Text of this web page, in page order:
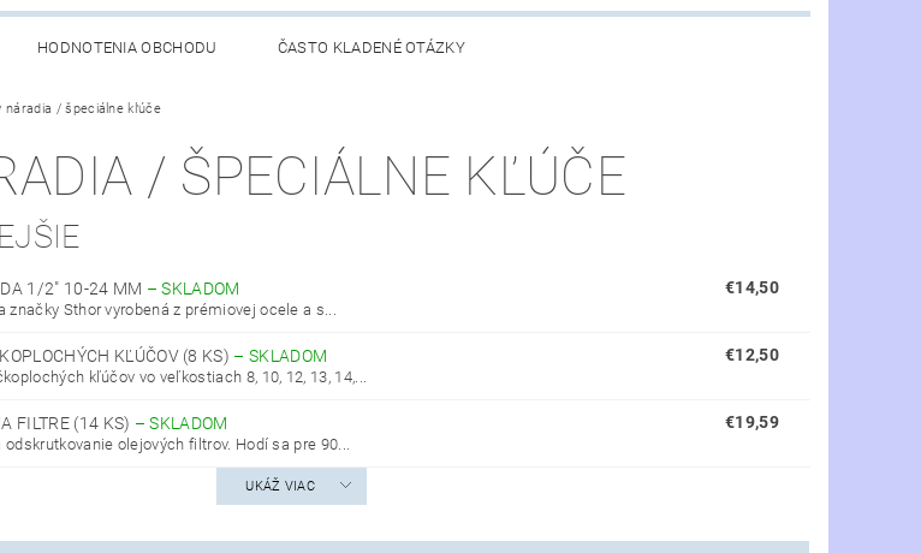
HODNOTENIA OBCHODU ČASTO KLADENÉ OTÁZKY
náradia / špeciálne kľúče
/ ŠPECIÁLNE KĽÚČE
1/2" 10-24 MM –SKLADOM
značky Sthor vyrobená z prémiovej ocele a s...
€14,50
KĽÚČOV (8 KS) –SKLADOM
kľúčov vo veľkostiach 8, 10, 12, 13, 14,...
€12,50
FILTRE (14 KS) –SKLADOM
odskrutkovanie olejových filtrov. Hodí sa pre 90...
€19,59
UKÁŽ VIAC